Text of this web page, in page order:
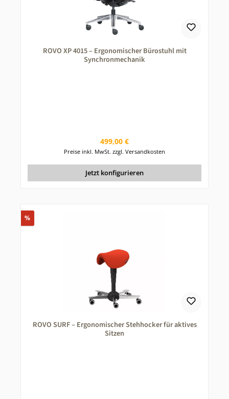
ROVO XP 4015 – Ergonomischer Bürostuhl mit
Synchronmechanik
Regulärer Preis:
499,00 €
Preise inkl. MwSt. zzgl. Versandkosten
Jetzt konfigurieren
%Rabatt
ROVO SURF – Ergonomischer Stehhocker für aktives
Sitzen